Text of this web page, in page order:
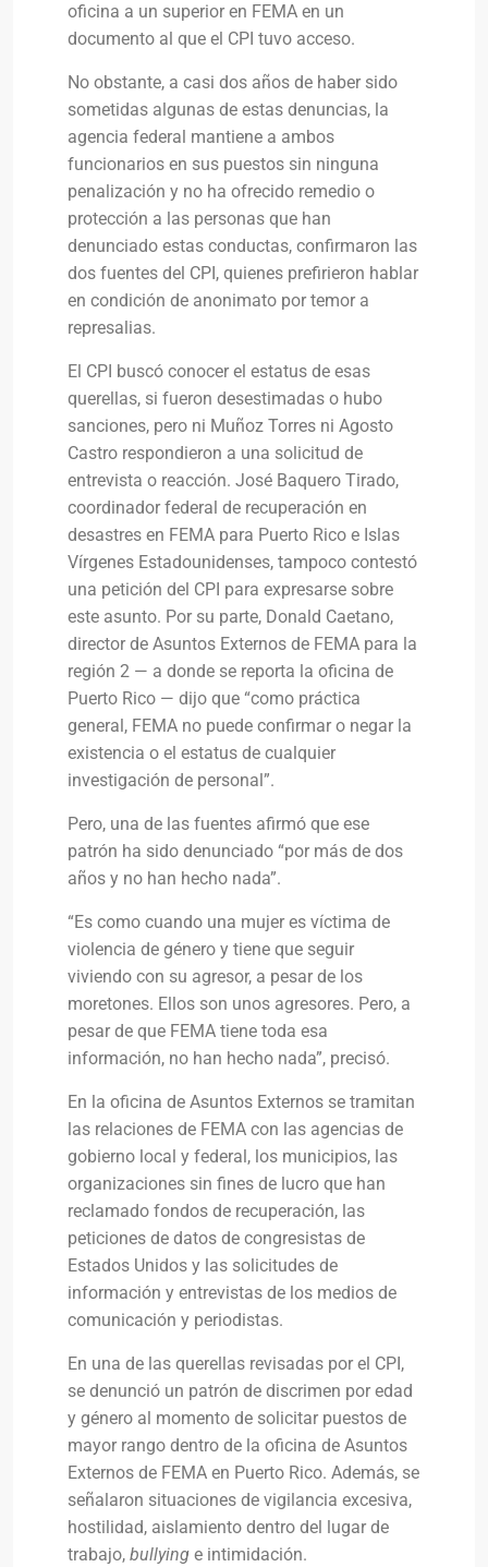
oficina a un superior en FEMA en un
documento al que el CPI tuvo acceso.
No obstante, a casi dos años de haber sido
sometidas algunas de estas denuncias, la
agencia federal mantiene a ambos
funcionarios en sus puestos sin ninguna
penalización y no ha ofrecido remedio o
protección a las personas que han
denunciado estas conductas, confirmaron las
dos fuentes del CPI, quienes prefirieron hablar
en condición de anonimato por temor a
represalias.
El CPI buscó conocer el estatus de esas
querellas, si fueron desestimadas o hubo
sanciones, pero ni Muñoz Torres ni Agosto
Castro respondieron a una solicitud de
entrevista o reacción. José Baquero Tirado,
coordinador federal de recuperación en
desastres en FEMA para Puerto Rico e Islas
Vírgenes Estadounidenses, tampoco contestó
una petición del CPI para expresarse sobre
este asunto. Por su parte, Donald Caetano,
director de Asuntos Externos de FEMA para la
región 2 — a donde se reporta la oficina de
Puerto Rico — dijo que “como práctica
general, FEMA no puede confirmar o negar la
existencia o el estatus de cualquier
investigación de personal”.
Pero, una de las fuentes afirmó que ese
patrón ha sido denunciado “por más de dos
años y no han hecho nada”.
“Es como cuando una mujer es víctima de
violencia de género y tiene que seguir
viviendo con su agresor, a pesar de los
moretones. Ellos son unos agresores. Pero, a
pesar de que FEMA tiene toda esa
información, no han hecho nada”, precisó.
En la oficina de Asuntos Externos se tramitan
las relaciones de FEMA con las agencias de
gobierno local y federal, los municipios, las
organizaciones sin fines de lucro que han
reclamado fondos de recuperación, las
peticiones de datos de congresistas de
Estados Unidos y las solicitudes de
información y entrevistas de los medios de
comunicación y periodistas.
En una de las querellas revisadas por el CPI,
se denunció un patrón de discrimen por edad
y género al momento de solicitar puestos de
mayor rango dentro de la oficina de Asuntos
Externos de FEMA en Puerto Rico. Además, se
señalaron situaciones de vigilancia excesiva,
hostilidad, aislamiento dentro del lugar de
trabajo, bullying e intimidación.